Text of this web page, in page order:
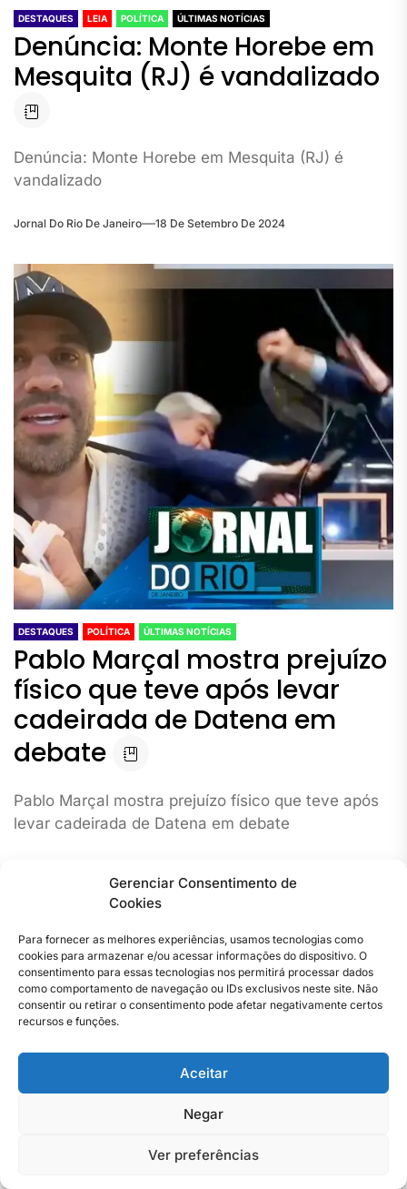
Gerenciar Consentimento de
Cookies
Para fornecer as melhores experiências, usamos tecnologias como
cookies para armazenar e/ou acessar informações do dispositivo. O
consentimento para essas tecnologias nos permitirá processar dados
como comportamento de navegação ou IDs exclusivos neste site. Não
consentir ou retirar o consentimento pode afetar negativamente certos
recursos e funções.
Aceitar
Negar
Ver preferências
DESTAQUES LEIA POLÍTICA ÚLTIMAS NOTÍCIAS
Denúncia: Monte Horebe em
Mesquita (RJ) é vandalizado
Denúncia: Monte Horebe em Mesquita (RJ) é
vandalizado
Jornal Do Rio De Janeiro 18 De Setembro De 2024
DESTAQUES POLÍTICA ÚLTIMAS NOTÍCIAS
Pablo Marçal mostra prejuízo
físico que teve após levar
cadeirada de Datena em
debate
Pablo Marçal mostra prejuízo físico que teve após
levar cadeirada de Datena em debate